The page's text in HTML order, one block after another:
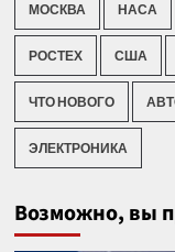
МОСКВА НАСА
РОСТЕХ США
ЧТО НОВОГО
ЭЛЕКТРОНИКА
Возможно, вы